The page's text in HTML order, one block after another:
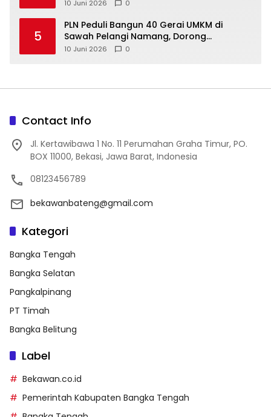
10 Juni 2026 0
5
‎PLN Peduli Bangun 40 Gerai UMKM di
Sawah Pelangi Namang, Dorong
10 Juni 2026 0
Contact Info
Jl. Kertawibawa 1 No. 11 Perumahan Graha Timur, PO.
BOX 11000, Bekasi, Jawa Barat, Indonesia
08123456789
bekawanbateng@gmail.com
Kategori
Bangka Tengah
Bangka Selatan
Pangkalpinang
PT Timah
Bangka Belitung
Label
Bekawan.co.id
Pemerintah Kabupaten Bangka Tengah